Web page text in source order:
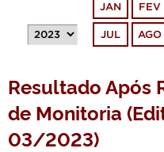
PORTARIAS
JAN FEV
JUL AGO
Resultado Após
de Monitoria
03/2023)